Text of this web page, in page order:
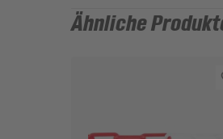
Ähnliche